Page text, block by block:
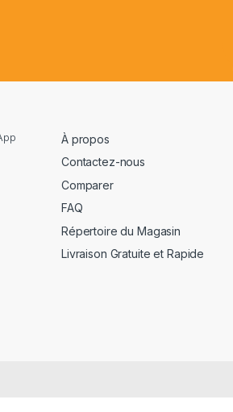
À propos
Contactez-nous
Comparer
FAQ
Répertoire du Magasin
Livraison Gratuite et Rapide